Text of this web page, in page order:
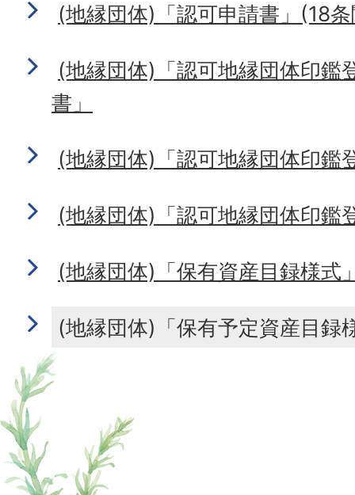
(地縁団体)「認可申請書」(18
(地縁団体)「認可地縁団体印鑑
書」
(地縁団体)「認可地縁団体印鑑
(地縁団体)「認可地縁団体印鑑
(地縁団体)「保有資産目録様式
(地縁団体)「保有予定資産目録